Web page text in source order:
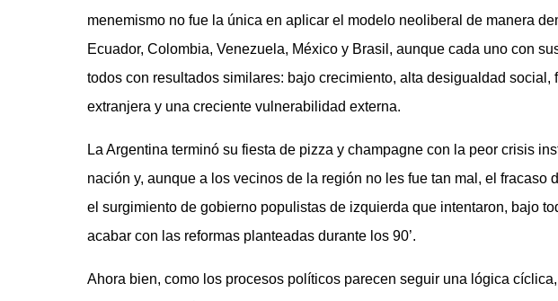
menemismo no fue la única en aplicar el modelo neoliberal de manera
Ecuador, Colombia, Venezuela, México y Brasil, aunque cada uno con
todos con resultados similares: bajo crecimiento, alta desigualdad social,
extranjera y una creciente vulnerabilidad externa.
La Argentina terminó su fiesta de pizza y champagne con la peor crisis
nación y, aunque a los vecinos de la región no les fue tan mal, el fracaso
el surgimiento de gobierno populistas de izquierda que intentaron, bajo
acabar con las reformas planteadas durante los 90’.
Ahora bien, como los procesos políticos parecen seguir una lógica